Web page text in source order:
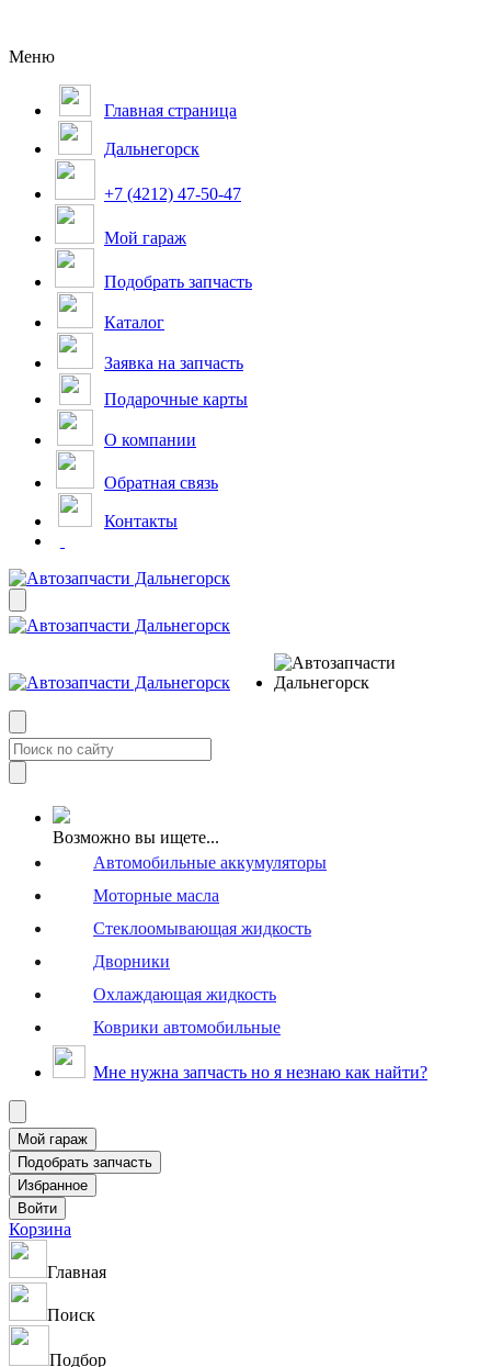
Меню
Главная страница
Дальнегорск
+7 (4212) 47-50-47
Мой гараж
Подобрать запчасть
Каталог
Заявка на запчасть
Подарочные карты
О компании
Обратная связь
Контакты
Возможно вы ищете...
Автомобильные аккумуляторы
Моторные масла
Стеклоомывающая жидкость
Дворники
Охлаждающая жидкость
Коврики автомобильные
Мне нужна запчасть но я незнаю как найти?
Корзина
Главная
Поиск
Подбор